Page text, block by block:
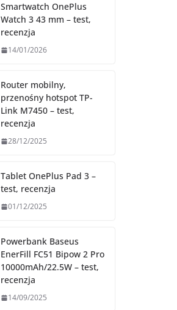
Smartwatch OnePlus
Watch 3 43 mm – test,
recenzja
14/01/2026
Router mobilny,
przenośny hotspot TP-
Link M7450 – test,
recenzja
28/12/2025
Tablet OnePlus Pad 3 –
test, recenzja
01/12/2025
Powerbank Baseus
EnerFill FC51 Bipow 2 Pro
10000mAh/22.5W – test,
recenzja
14/09/2025